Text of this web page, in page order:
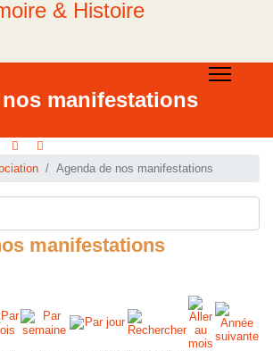
manifestations
Agenda de nos manifestations
manifestations